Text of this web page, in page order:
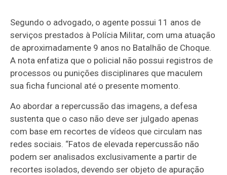
Segundo o advogado, o agente possui 11 anos de
serviços prestados à Polícia Militar, com uma atuação
de aproximadamente 9 anos no Batalhão de Choque.
A nota enfatiza que o policial não possui registros de
processos ou punições disciplinares que maculem
sua ficha funcional até o presente momento.
Ao abordar a repercussão das imagens, a defesa
sustenta que o caso não deve ser julgado apenas
com base em recortes de vídeos que circulam nas
redes sociais. “Fatos de elevada repercussão não
podem ser analisados exclusivamente a partir de
recortes isolados, devendo ser objeto de apuração